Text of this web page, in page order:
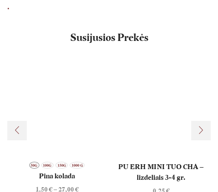
.
Susijusios Prekės
50G 100G 150G 1000 G
Pina kolada
1,50€–27,00€Price
PU ERH MINI TUO CHA –
lizdeliais 3-4 gr.